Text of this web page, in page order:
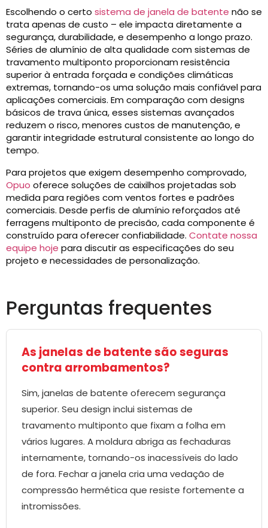
Escolhendo o certo sistema de janela de batente não se
trata apenas de custo – ele impacta diretamente a
segurança, durabilidade, e desempenho a longo prazo.
Séries de alumínio de alta qualidade com sistemas de
travamento multiponto proporcionam resistência
superior à entrada forçada e condições climáticas
extremas, tornando-os uma solução mais confiável para
aplicações comerciais. Em comparação com designs
básicos de trava única, esses sistemas avançados
reduzem o risco, menores custos de manutenção, e
garantir integridade estrutural consistente ao longo do
tempo.
Para projetos que exigem desempenho comprovado,
Opuo oferece soluções de caixilhos projetadas sob
medida para regiões com ventos fortes e padrões
comerciais. Desde perfis de alumínio reforçados até
ferragens multiponto de precisão, cada componente é
construído para oferecer confiabilidade. Contate nossa
equipe hoje para discutir as especificações do seu
projeto e necessidades de personalização.
Perguntas frequentes
As janelas de batente são seguras
contra arrombamentos?
Sim, janelas de batente oferecem segurança
superior. Seu design inclui sistemas de
travamento multiponto que fixam a folha em
vários lugares. A moldura abriga as fechaduras
internamente, tornando-os inacessíveis do lado
de fora. Fechar a janela cria uma vedação de
compressão hermética que resiste fortemente a
intromissões.